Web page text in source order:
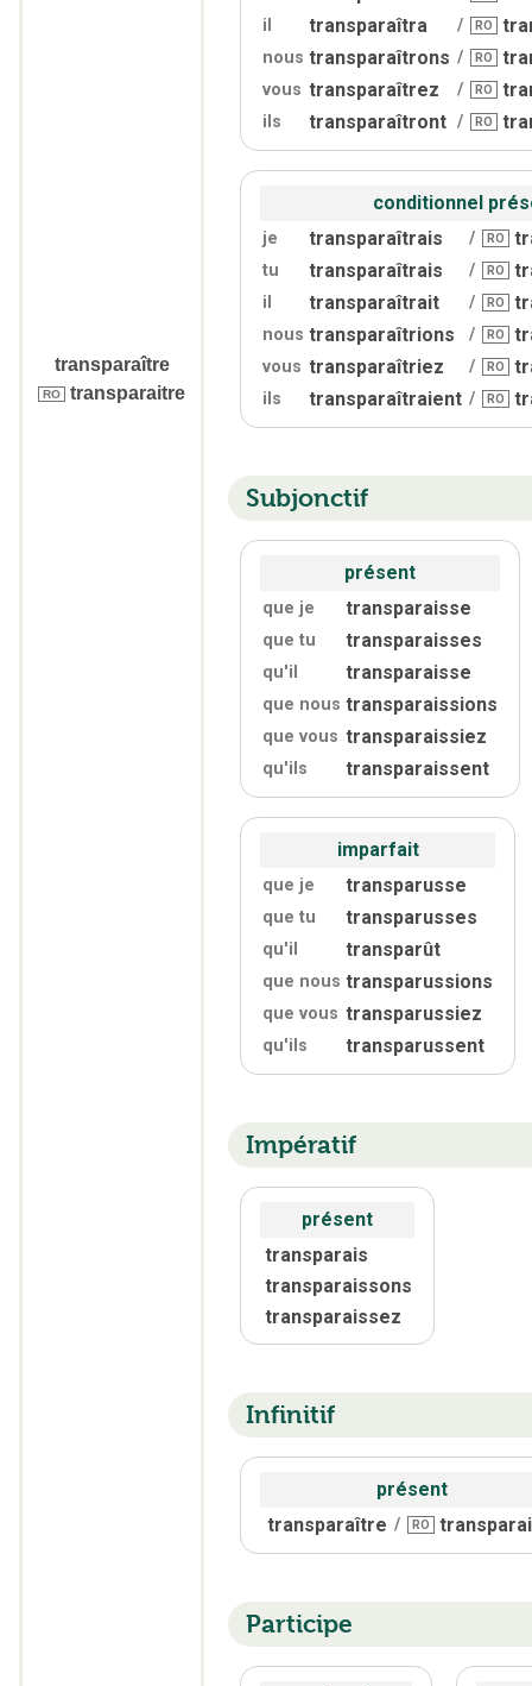
transparaître
RO transparaitre
il transparaîtra / RO
nous transparaîtrons / RO
vous transparaîtrez / RO
ils transparaîtront / RO
conditionnel
je transparaîtrais / RO
tu transparaîtrais / RO
il transparaîtrait / RO
nous transparaîtrions / RO
vous transparaîtriez / RO
ils transparaîtraient / RO
Subjonctif
présent
que je transparaisse
que tu transparaisses
qu'il transparaisse
que nous transparaissions
que vous transparaissiez
qu'ils transparaissent
imparfait
que je transparusse
que tu transparusses
qu'il transparût
que nous transparussions
que vous transparussiez
qu'ils transparussent
Impératif
présent
transparais
transparaissons
transparaissez
Infinitif
présent
transparaître / RO
Participe